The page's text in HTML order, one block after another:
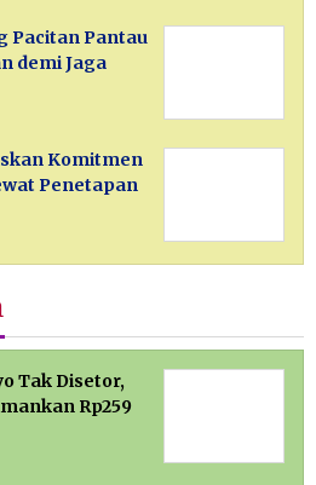
Pacitan Pantau
demi Jaga
Komitmen
Penetapan
Tak Disetor,
Rp259